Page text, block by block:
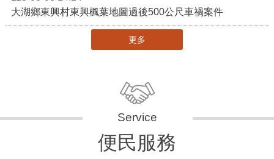
大湖鄉東興村東興楓葉地圖過後500公尺車禍案件
更多
便民服務